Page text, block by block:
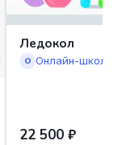
Ледокол
О Онлайн-школа
22 500 ₽